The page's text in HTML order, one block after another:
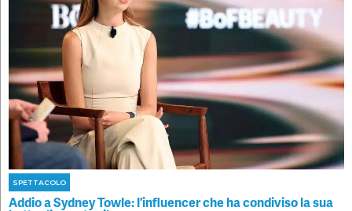
SPETTACOLO
Addio a Sydney Towle: l’influencer che ha condiviso la sua